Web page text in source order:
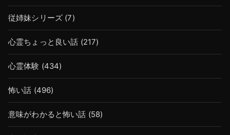
従姉妹シリーズ (7)
心霊ちょっと良い話 (217)
心霊体験 (434)
怖い話 (496)
意味がわかると怖い話 (58)